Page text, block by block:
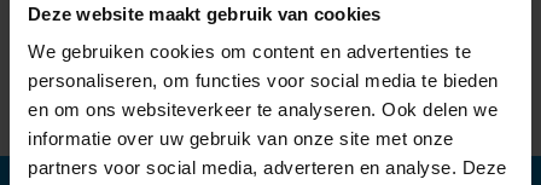
Deze website maakt gebruik van cookies
We gebruiken cookies om content en advertenties te
personaliseren, om functies voor social media te bieden
en om ons websiteverkeer te analyseren. Ook delen we
informatie over uw gebruik van onze site met onze
partners voor social media, adverteren en analyse. Deze
Levering in
NL en BE
Altijd mooie ennette fietsen